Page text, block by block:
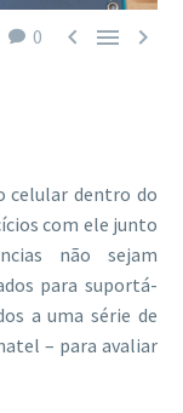
0   
celular dentro do
com ele junto
não sejam
para suportá-
a uma série de
– para avaliar